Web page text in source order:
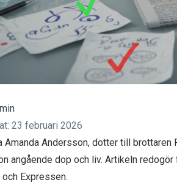
23 februari 2026
Amanda Andersson, dotter till
angående dop och liv. Artikeln
och Expressen.